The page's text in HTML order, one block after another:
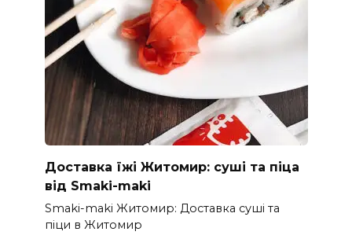
Доставка їжі Житомир: суші та піца
від Smaki-maki
Smaki-maki Житомир: Доставка суші та
піци в Житомир